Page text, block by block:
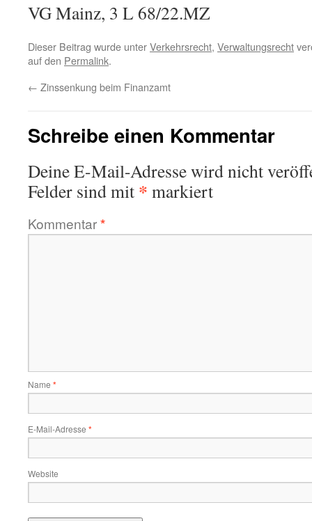
VG Mainz, 3 L 68/22.MZ
Dieser Beitrag wurde unterVerkehrsrecht, Verwaltungsrecht
auf den Permalink.
← Zinssenkung beim Finanzamt
Schreibe einen Kommentar
Deine E-Mail-Adresse wird nicht
Felder sind mit * markiert
Kommentar*
Name *
E-Mail-Adresse *
Website